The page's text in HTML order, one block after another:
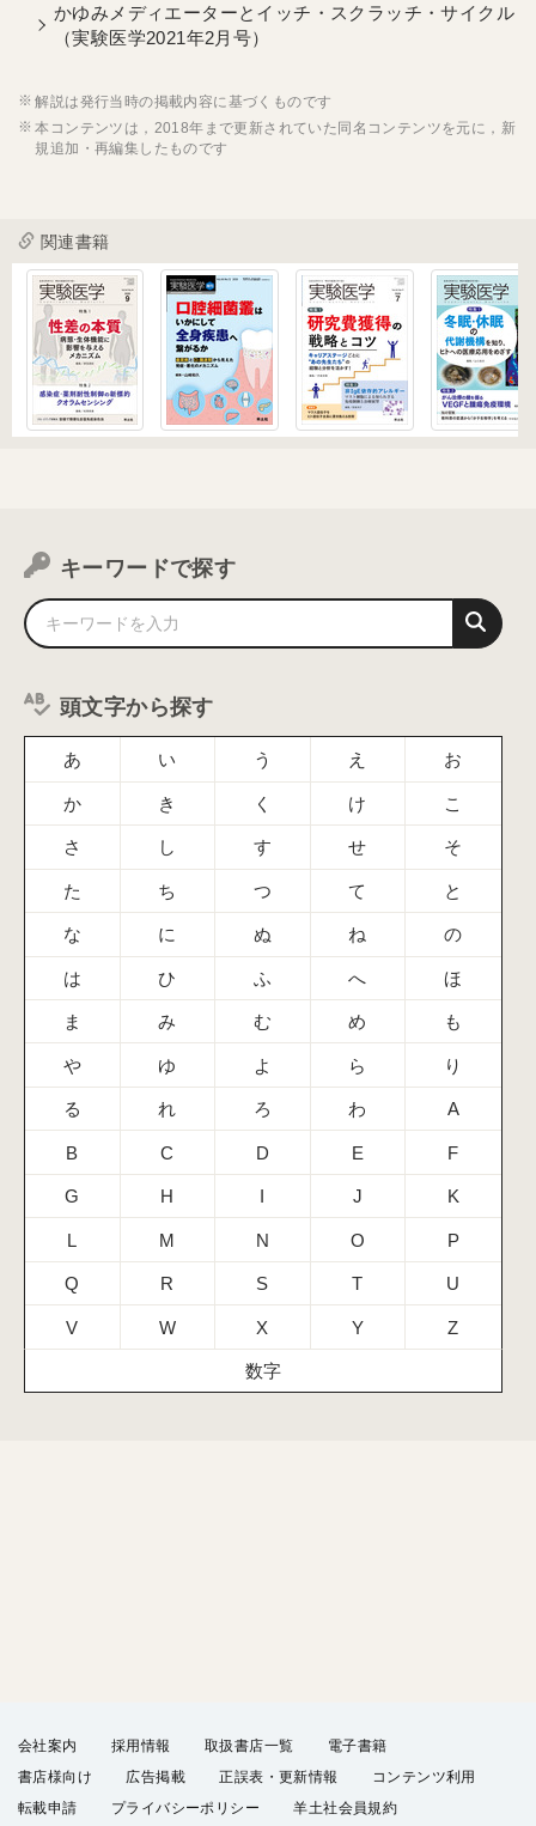
かゆみメディエーターとイッチ・スクラッチ・サイクル
（実験医学2021年2月号）
解説は発行当時の掲載内容に基づくものです
本コンテンツは，2018年まで更新されていた同名コンテンツを元に，新
規追加・再編集したものです
関連書籍
キーワードで探す
頭文字から探す
あ い う え お
か き く け こ
さ し す せ そ
た ち つ て と
な に ぬ ね の
は ひ ふ へ ほ
ま み む め も
や ゆ よ ら り
る れ ろ わ A
B C D E F
G H I J K
L M N O P
Q R S T U
V W X Y Z
数字
会社案内 採用情報 取扱書店一覧
電子書籍
書店様向け
広告掲載 正誤表・更新情報
コンテンツ利用
転載申請
プライバシーポリシー 羊土社会員規約